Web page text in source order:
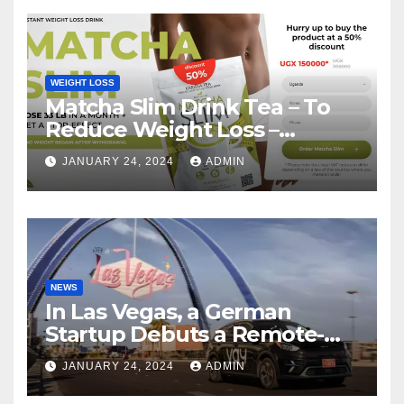
WEIGHT LOSS
Matcha Slim Drink Tea – To
Reduce Weight Loss –
Matcha Slim Price Update
2024
JANUARY 24, 2024 ADMIN
NEWS
In Las Vegas, a German
Startup Debuts a Remote-
Controlled Car Rental Service
JANUARY 24, 2024 ADMIN